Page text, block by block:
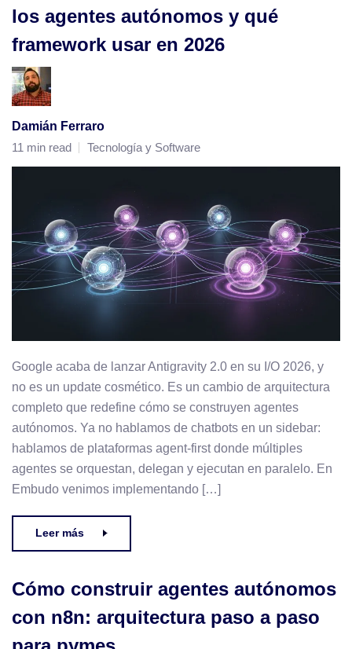
los agentes autónomos y qué
framework usar en 2026
Damián Ferraro
11 min read
Tecnología y Software
Google acaba de lanzar Antigravity 2.0 en su I/O 2026, y
no es un update cosmético. Es un cambio de arquitectura
completo que redefine cómo se construyen agentes
autónomos. Ya no hablamos de chatbots en un sidebar:
hablamos de plataformas agent-first donde múltiples
agentes se orquestan, delegan y ejecutan en paralelo. En
Embudo venimos implementando […]
Leer más
Cómo construir agentes autónomos
con n8n: arquitectura paso a paso